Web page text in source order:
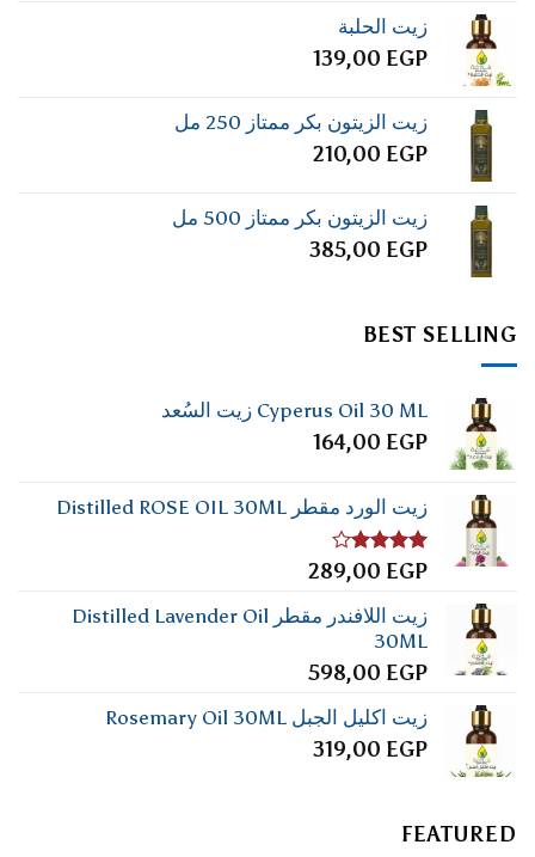
زيت الحلبة
139,00 EGP
زيت الزيتون بكر ممتاز 250 مل
210,00 EGP
زيت الزيتون بكر ممتاز 500 مل
385,00 EGP
BEST SELLING
Cyperus Oil 30 ML زيت السُعد
164,00 EGP
زيت الورد مقطر Distilled ROSE OIL 30ML
تم
من
5
289,00 EGP
زيت اللافندر مقطر Distilled Lavender Oil
30ML
598,00 EGP
زيت اكليل الجبل Rosemary Oil 30ML
319,00 EGP
FEATURED